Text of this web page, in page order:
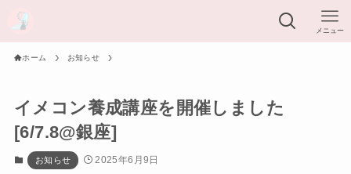
メニュー
ホーム お知らせ
イメコン養成講座を開催しました
[6/7.8@銀座]
お知らせ 2025年6月9日